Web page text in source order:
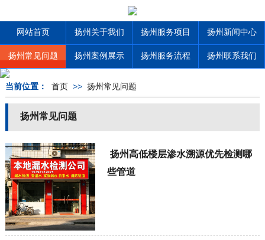
网站首页 扬州关于我们 扬州服务项目 扬州新闻中心
扬州常见问题 扬州案例展示 扬州服务流程 扬州联系我们
当前位置： 首页 >> 扬州常见问题
扬州常见问题
扬州高低楼层渗水溯源优先检测哪
些管道